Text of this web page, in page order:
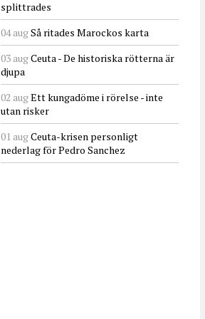
splittrades
04 augSå ritades Marockos karta
03 augCeuta - De historiska rötterna är
djupa
02 augEtt kungadöme i rörelse - inte
utan risker
01 augCeuta-krisen personligt
nederlag för Pedro Sanchez